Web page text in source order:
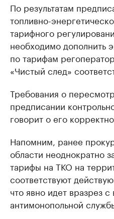
По результатам
топливно-
тарифного
необходимо дополнить
по тарифам
«Чистый след»
Требования о
предписании
говорит о его
Напомним, ранее
области неоднократно
тарифы на ТКО на
соответствуют
что явно идет вразрез
антимонопольной